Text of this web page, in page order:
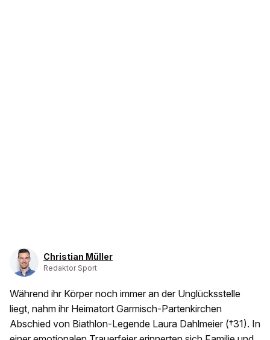
Christian Müller
Redaktor Sport
Während ihr Körper noch immer an der Unglücksstelle
liegt, nahm ihr Heimatort Garmisch-Partenkirchen
Abschied von Biathlon-Legende Laura Dahlmeier (†31). In